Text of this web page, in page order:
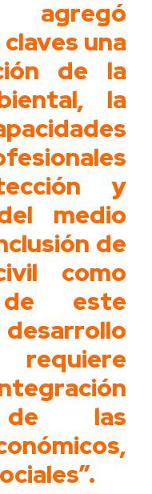
una
de la
la
y
medio
de
como
de este
de las